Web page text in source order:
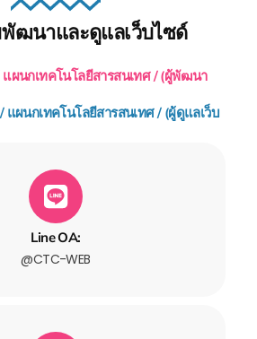
ฒนาและดูแลเว็บไซด์
ผนกเทคโนโลยีสารสนเทศ / (ผู้พัฒนา
แผนกเทคโนโลยีสารสนเทศ / (ผู้ดูแลเว็บ
Line OA:
@CTC-WEB